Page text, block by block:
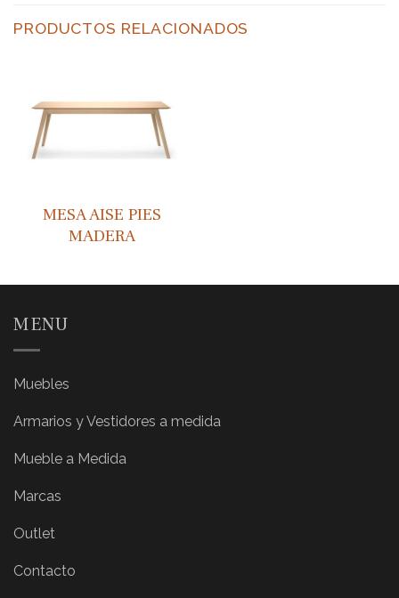
PRODUCTOS RELACIONADOS
MESA AISE PIES
MADERA
MENU
Muebles
Armarios y Vestidores a medida
Mueble a Medida
Marcas
Outlet
Contacto